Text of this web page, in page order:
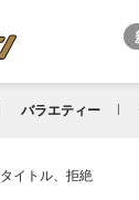
バラエティー
タイトル、拒絶